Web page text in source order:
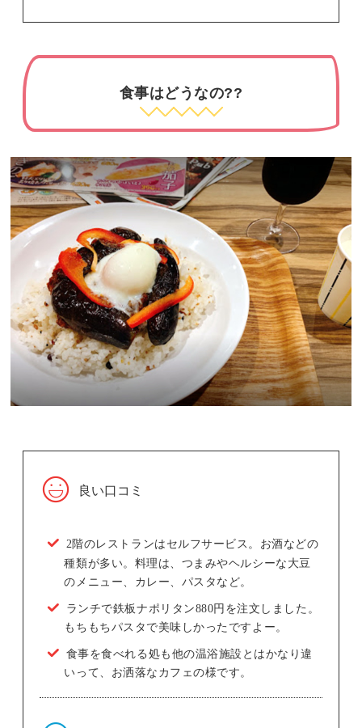
食事はどうなの??
良い口コミ
2階のレストランはセルフサービス。お酒などの
種類が多い。料理は、つまみやヘルシーな大豆
のメニュー、カレー、パスタなど。
ランチで鉄板ナポリタン880円を注文しました。
もちもちパスタで美味しかったですよー。
食事を食べれる処も他の温浴施設とはかなり違
いって、お洒落なカフェの様です。